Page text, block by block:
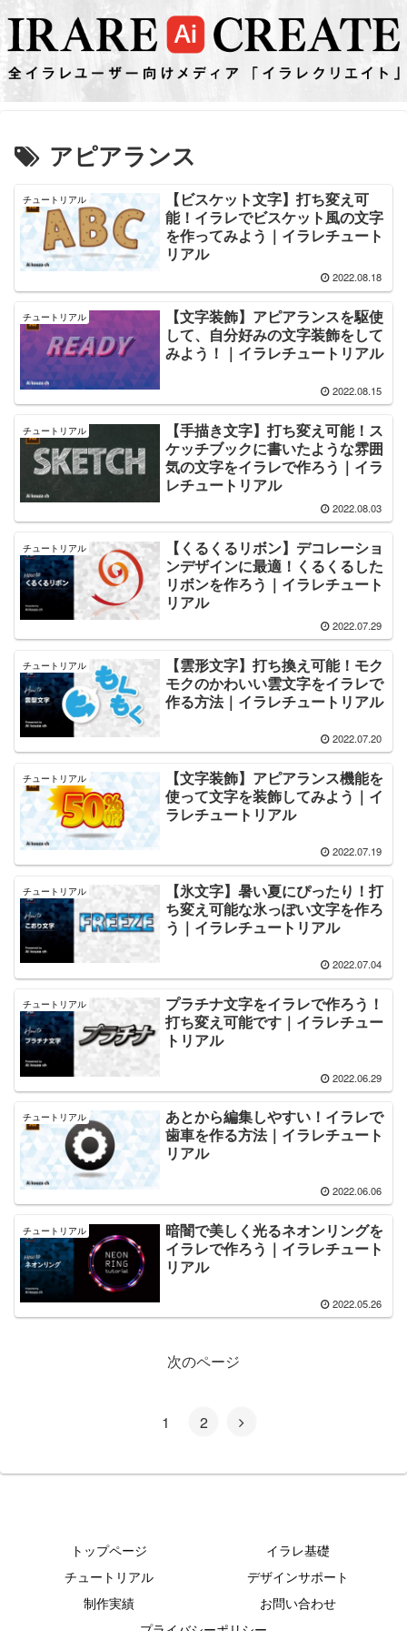
アピアランス
チュートリアル
【ビスケット文字】打ち変え可
能！イラレでビスケット風の文字
を作ってみよう｜イラレチュート
リアル
2022.08.18
チュートリアル
【文字装飾】アピアランスを駆使
して、自分好みの文字装飾をして
みよう！｜イラレチュートリアル
2022.08.15
チュートリアル
【手描き文字】打ち変え可能！ス
ケッチブックに書いたような雰囲
気の文字をイラレで作ろう｜イラ
レチュートリアル
2022.08.03
チュートリアル
【くるくるリボン】デコレーショ
ンデザインに最適！くるくるした
リボンを作ろう｜イラレチュート
リアル
2022.07.29
チュートリアル
【雲形文字】打ち換え可能！モク
モクのかわいい雲文字をイラレで
作る方法｜イラレチュートリアル
2022.07.20
チュートリアル
【文字装飾】アピアランス機能を
使って文字を装飾してみよう｜イ
ラレチュートリアル
2022.07.19
チュートリアル
【氷文字】暑い夏にぴったり！打
ち変え可能な氷っぽい文字を作ろ
う｜イラレチュートリアル
2022.07.04
チュートリアル
プラチナ文字をイラレで作ろう！
打ち変え可能です｜イラレチュー
トリアル
2022.06.29
チュートリアル
あとから編集しやすい！イラレで
歯車を作る方法｜イラレチュート
リアル
2022.06.06
チュートリアル
暗闇で美しく光るネオンリングを
イラレで作ろう｜イラレチュート
リアル
2022.05.26
次のページ
1 2
トップページ
イラレ基礎
チュートリアル
デザインサポート
制作実績
お問い合わせ